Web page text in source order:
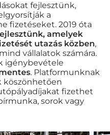
fejlesztünk,
a
fizetéseket. 2019 óta
amelyek
utazás közben,
vállalatok számára.
igénybevétele
. Platformunknak
köszönhetően
fizethet
sorok vagy